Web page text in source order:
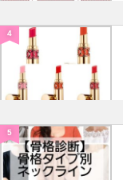
4
5